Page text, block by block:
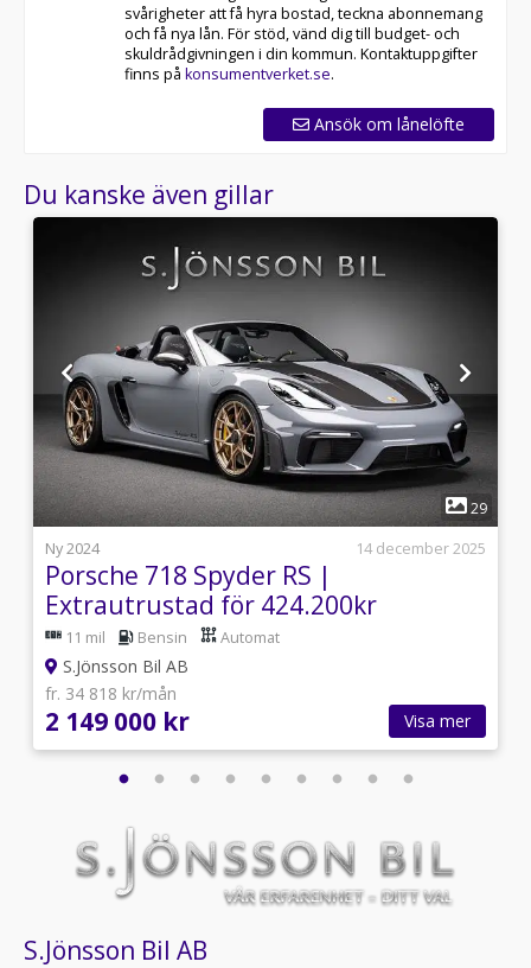
svårigheter att få hyra bostad, teckna abonnemang
och få nya lån. För stöd, vänd dig till budget- och
skuldrådgivningen i din kommun. Kontaktuppgifter
finns på konsumentverket.se.
Ansök om lånelöfte
Du kanske även gillar
1
29
Ny 2024
14 december 2025
Porsche 718 Spyder RS |
Extrautrustad för 424.200kr
11 mil Bensin Automat
S.Jönsson Bil AB
fr. 34 818 kr/mån
2 149 000 kr Visa mer
S.Jönsson Bil AB